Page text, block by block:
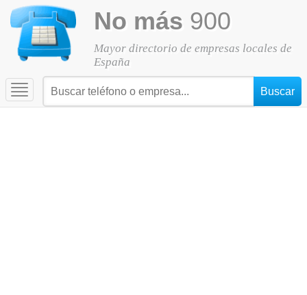
No más 900
Mayor directorio de empresas locales de
España
Toggle
navigation